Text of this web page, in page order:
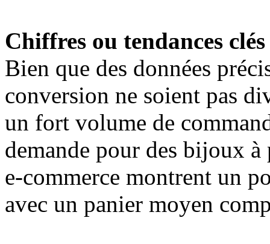
Chiffres ou tendances clés
Bien que des données
conversion ne soient pas
un fort volume de
demande pour des bijoux
e-commerce montrent un
avec un panier moyen